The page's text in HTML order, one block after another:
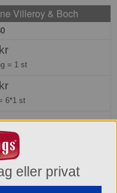
Villeroy & Boch
= 1 st
6*1 st
varan inte finns i lager.
10-15 arbetsdagar, eller
eller privat